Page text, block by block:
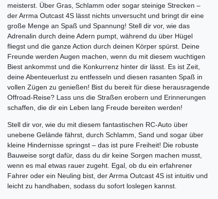
meisterst. Über Gras, Schlamm oder sogar steinige Strecken –
der Arrma Outcast 4S lässt nichts unversucht und bringt dir eine
große Menge an Spaß und Spannung! Stell dir vor, wie das
Adrenalin durch deine Adern pumpt, während du über Hügel
fliegst und die ganze Action durch deinen Körper spürst. Deine
Freunde werden Augen machen, wenn du mit diesem wuchtigen
Biest ankommst und die Konkurrenz hinter dir lässt. Es ist Zeit,
deine Abenteuerlust zu entfesseln und diesen rasanten Spaß in
vollen Zügen zu genießen! Bist du bereit für diese herausragende
Offroad-Reise? Lass uns die Straßen erobern und Erinnerungen
schaffen, die dir ein Leben lang Freude bereiten werden!
Stell dir vor, wie du mit diesem fantastischen RC-Auto über
unebene Gelände fährst, durch Schlamm, Sand und sogar über
kleine Hindernisse springst – das ist pure Freiheit! Die robuste
Bauweise sorgt dafür, dass du dir keine Sorgen machen musst,
wenn es mal etwas rauer zugeht. Egal, ob du ein erfahrener
Fahrer oder ein Neuling bist, der Arrma Outcast 4S ist intuitiv und
leicht zu handhaben, sodass du sofort loslegen kannst.